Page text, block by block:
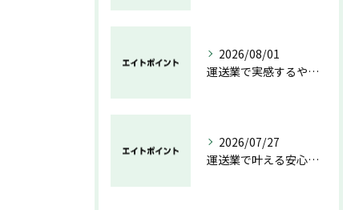
2026/08/01
運送業で実感するやりがいと成長の魅力
2026/07/27
運送業で叶える安心と成長のキャリア